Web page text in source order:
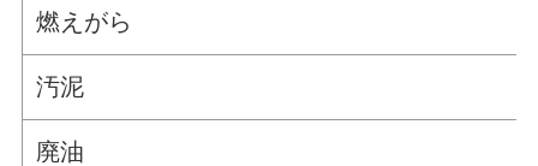
燃えがら
汚泥
廃油